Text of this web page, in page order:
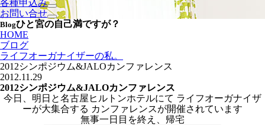
各種申込み
お問い合せ
Blogひと宮の自己満ですが？
HOME
ブログ
ライフオーガナイザーの私。
2012シンポジウム&JALOカンファレンス
2012.11.29
2012シンポジウム&JALOカンファレンス
今日、明日と名古屋ヒルトンホテルにて ライフオーガナイザ
ーが大集合する カンファレンスが開催されています
無事一日目を終え、帰宅